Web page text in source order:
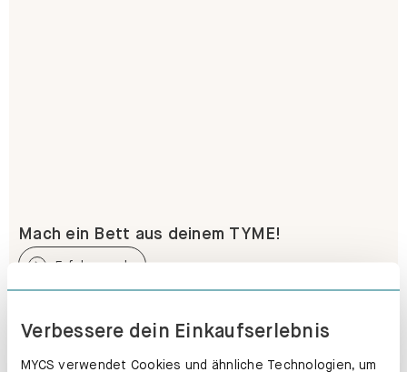
Verbessere dein Einkaufserlebnis
MYCS verwendet Cookies und ähnliche Technologien, um
Mach ein Bett aus deinem TYME!
Erfahre mehr